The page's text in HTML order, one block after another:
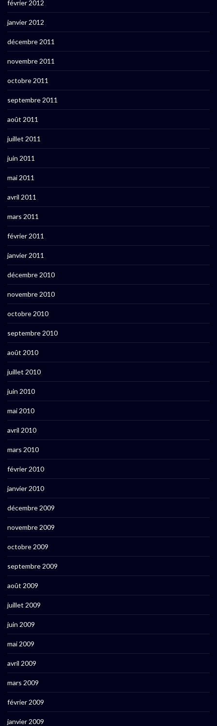
février 2012
janvier 2012
décembre 2011
novembre 2011
octobre 2011
septembre 2011
août 2011
juillet 2011
juin 2011
mai 2011
avril 2011
mars 2011
février 2011
janvier 2011
décembre 2010
novembre 2010
octobre 2010
septembre 2010
août 2010
juillet 2010
juin 2010
mai 2010
avril 2010
mars 2010
février 2010
janvier 2010
décembre 2009
novembre 2009
octobre 2009
septembre 2009
août 2009
juillet 2009
juin 2009
mai 2009
avril 2009
mars 2009
février 2009
janvier 2009